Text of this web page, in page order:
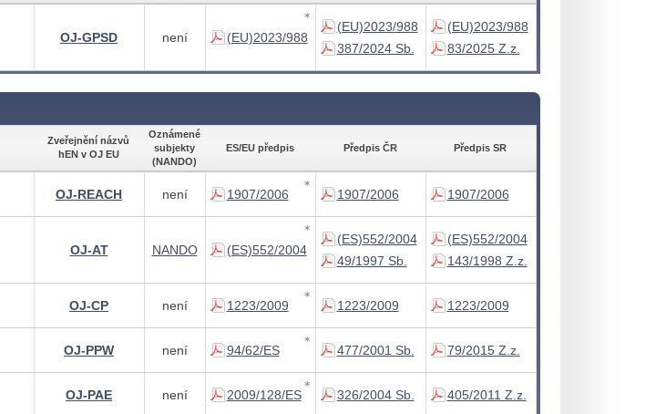
OJ-GPSD není (EU)2023/988
∗
(EU)2023/988
387/2024 Sb.
(EU)2023/988
83/2025 Z.z.
Zveřejnění názvů
hEN v OJ EU
Oznámené
subjekty
(NANDO)
ES/EU předpis Předpis ČR Předpis SR
OJ-REACH není 1907/2006
∗
1907/2006 1907/2006
OJ-AT NANDO (ES)552/2004
∗
(ES)552/2004
49/1997 Sb.
(ES)552/2004
143/1998 Z.z.
OJ-CP není 1223/2009
∗
1223/2009 1223/2009
OJ-PPW není 94/62/ES
∗
477/2001 Sb. 79/2015 Z.z.
OJ-PAE není 2009/128/ES
∗
326/2004 Sb. 405/2011 Z.z.